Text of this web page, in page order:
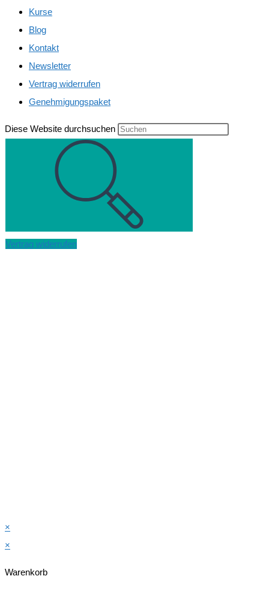
Kurse
Blog
Kontakt
Newsletter
Vertrag widerrufen
Genehmigungspaket
Diese Website durchsuchen
Vertrag widerrufen
×
×
Warenkorb